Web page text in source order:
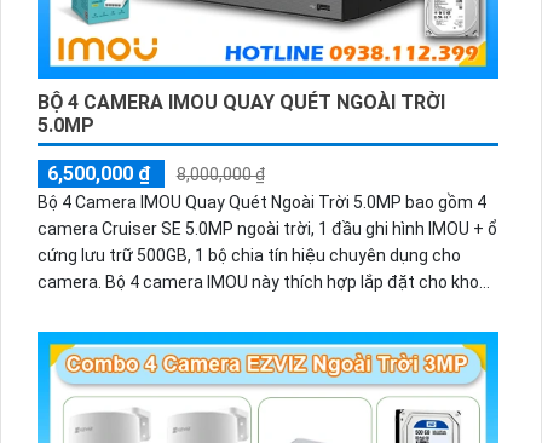
BỘ 4 CAMERA IMOU QUAY QUÉT NGOÀI TRỜI
5.0MP
6,500,000 ₫
8,000,000 ₫
Bộ 4 Camera IMOU Quay Quét Ngoài Trời 5.0MP bao gồm 4
camera Cruiser SE 5.0MP ngoài trời, 1 đầu ghi hình IMOU + ổ
cứng lưu trữ 500GB, 1 bộ chia tín hiệu chuyên dụng cho
camera. Bộ 4 camera IMOU này thích hợp lắp đặt cho kho
trời.